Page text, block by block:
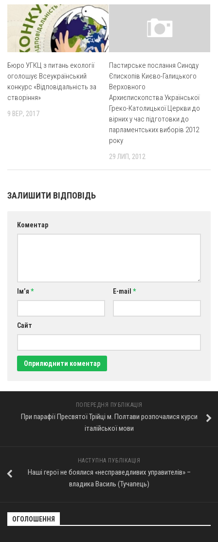
Вознесіння Господнього (м. Кобеляки)
Пророка Іллі (смт. Білики)
Різдва Пресвятої Богородиці (с. Вільховатка)
Св. Апостола Андрія Первозванного (с. Засулля)
Св. Миколая (с. Деменки)
Успіння Пресвятої Богородиці (м. Кременчук)
Успіння Пресвятої Богородиці (м. Лубни)
Введення в храм Богородиці (м. Суми)
Матері Божої Неустанної Помочі (м. Охтирка)
Свято-Покровський монастир оо Василіян
Св. Йосифа ОПДМ
Комісії
Комісія у справах молоді
Комісія у справах родини
Спільноти
Полтавщина
Трансляції
Бюро УГКЦ з питань екології
оголошує Всеукраїнський
конкурс «Відповідальність за
створіння»
9 ВЕР, 2017
Пастирське послання Синоду
Єпископів Києво-Галицького
Верховного
Архиєпископства Української
Греко-Католицької Церкви до
вірних у час підготовки до
парламентських виборів 2012
року
29 ЛИП, 2012
ЗАЛИШИТИ ВІДПОВІДЬ
Коментар
Ім’я * E-mail *
Сайт
ПОПЕРЕДНЯ ПУБЛІКАЦІЯ
При парафії Пресвятої Трійці м. Полтави розпочалися курси
італійської мови
НАСТУПНА ПУБЛІКАЦІЯ
Наші герої не боялися «несправедливих управителів» –
владика Василь (Тучапець)
ОГОЛОШЕННЯ